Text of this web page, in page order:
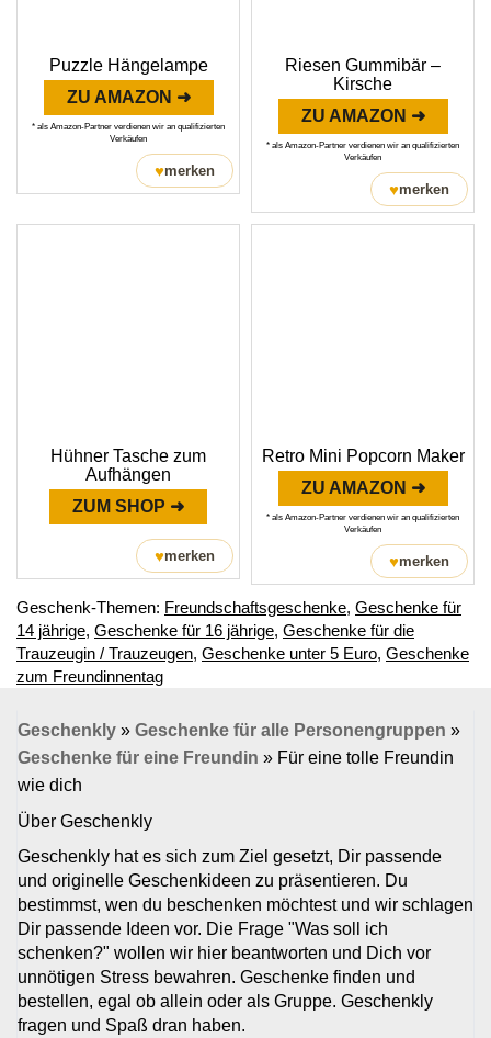
Puzzle Hängelampe
ZU AMAZON ➜
* als Amazon-Partner verdienen wir an qualifizierten
Verkäufen
♥merken
Riesen Gummibär –
Kirsche
ZU AMAZON ➜
* als Amazon-Partner verdienen wir an qualifizierten
Verkäufen
♥merken
Hühner Tasche zum
Aufhängen
ZUM SHOP ➜
♥merken
Retro Mini Popcorn Maker
ZU AMAZON ➜
* als Amazon-Partner verdienen wir an qualifizierten
Verkäufen
♥merken
Geschenk-Themen: Freundschaftsgeschenke, Geschenke für
14 jährige, Geschenke für 16 jährige, Geschenke für die
Trauzeugin / Trauzeugen, Geschenke unter 5 Euro, Geschenke
zum Freundinnentag
Geschenkly » Geschenke für alle Personengruppen »
Geschenke für eine Freundin » Für eine tolle Freundin
wie dich
Über Geschenkly
Geschenkly hat es sich zum Ziel gesetzt, Dir passende
und originelle Geschenkideen zu präsentieren. Du
bestimmst, wen du beschenken möchtest und wir schlagen
Dir passende Ideen vor. Die Frage "Was soll ich
schenken?" wollen wir hier beantworten und Dich vor
unnötigen Stress bewahren. Geschenke finden und
bestellen, egal ob allein oder als Gruppe. Geschenkly
fragen und Spaß dran haben.